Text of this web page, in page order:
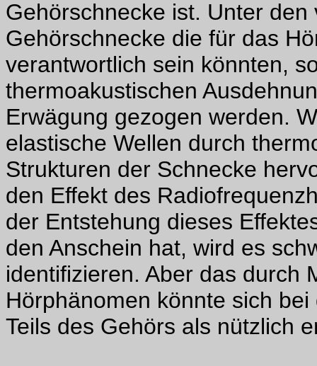
Gehörschnecke ist. Unter
Gehörschnecke die für das
verantwortlich sein könnten,
thermoakustischen
Erwägung gezogen werden.
elastische Wellen durch
Strukturen der Schnecke
den Effekt des
der Entstehung dieses
den Anschein hat, wird es
identifizieren. Aber das durch
Hörphänomen könnte sich
Teils des Gehörs als nützlich